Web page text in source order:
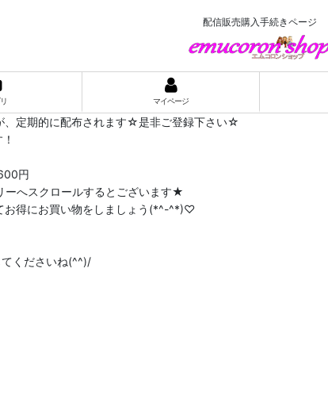
配信販売購入手続きページ
マイページ
、定期的に配布されます☆是非ご登録下さい☆
円
へスクロールするとございます★
お得にお買い物をしましょう(*^-^*)♡
くださいね(^^)/